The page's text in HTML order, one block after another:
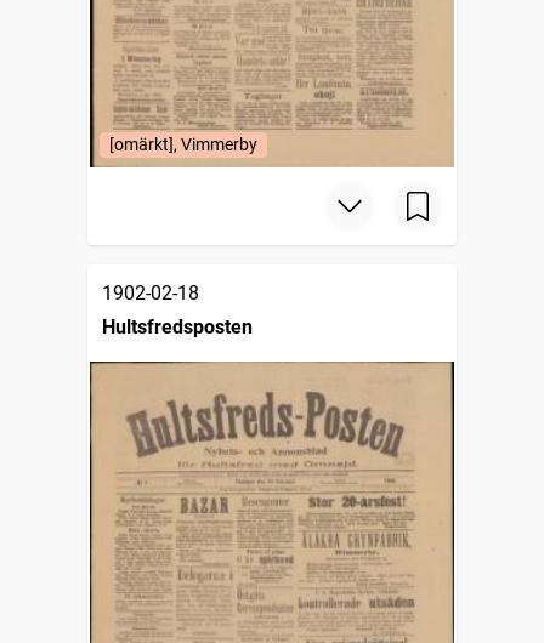
[omärkt], Vimmerby
1902-02-18
Hultsfredsposten